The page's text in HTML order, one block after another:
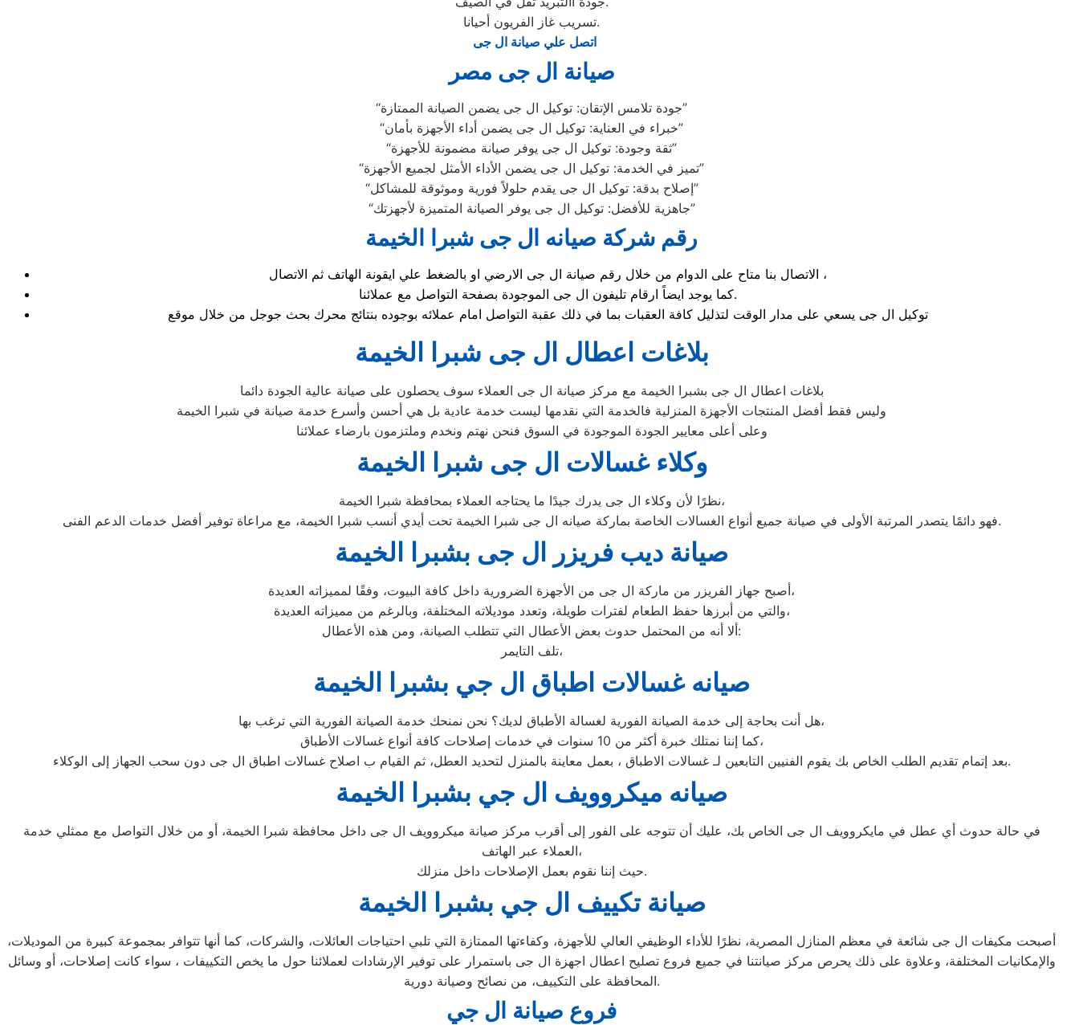
تسريب غاز الفريون أحيانا.
اتصل علي صيانة ال جى
صيانة ال جى مصر
“جودة تلامس الإتقان: توكيل ال جى يضمن الصيانة الممتازة”
“خبراء في العناية: توكيل ال جى يضمن أداء الأجهزة بأمان”
“ثقة وجودة: توكيل ال جى يوفر صيانة مضمونة للأجهزة”
“تميز في الخدمة: توكيل ال جى يضمن الأداء الأمثل لجميع الأجهزة”
“إصلاح بدقة: توكيل ال جى يقدم حلولاً فورية وموثوقة للمشاكل”
“جاهزية للأفضل: توكيل ال جى يوفر الصيانة المتميزة لأجهزتك”
رقم شركة صيانه ال جى شبرا الخيمة
الاتصال بنا متاح على الدوام من خلال رقم صيانة ال جى الارضي او بالضغط علي ايقونة الهاتف ثم الاتصال ،
كما يوجد ايضاً ارقام تليفون ال جى الموجودة بصفحة التواصل مع عملائنا.
توكيل ال جى يسعي على مدار الوقت لتذليل كافة العقبات بما في ذلك عقبة التواصل امام عملائه بوجوده بنتائج محرك بحث جوجل من خلال موقع
بلاغات اعطال ال جى شبرا الخيمة
بلاغات اعطال ال جى بشبرا الخيمة مع مركز صيانة ال جى العملاء سوف يحصلون على صيانة عالية الجودة دائما
وليس فقط أفضل المنتجات الأجهزة المنزلية فالخدمة التي نقدمها ليست خدمة عادية بل هي أحسن وأسرع خدمة صيانة في شبرا الخيمة
وعلى أعلى معايير الجودة الموجودة في السوق فنحن نهتم ونخدم وملتزمون بارضاء عملائنا
وكلاء غسالات ال جى شبرا الخيمة
نظرًا لأن وكلاء ال جى يدرك جيدًا ما يحتاجه العملاء بمحافظة شبرا الخيمة،
فهو دائمًا يتصدر المرتبة الأولى في صيانة جميع أنواع الغسالات الخاصة بماركة صيانه ال جى شبرا الخيمة تحت أيدي أنسب شبرا الخيمة، مع مراعاة توفير أفضل خدمات الدعم الفنى.
صيانة ديب فريزر ال جى بشبرا الخيمة
أصبح جهاز الفريزر من ماركة ال جى من الأجهزة الضرورية داخل كافة البيوت، وفقًا لمميزاته العديدة،
والتي من أبرزها حفظ الطعام لفترات طويلة، وتعدد موديلاته المختلفة، وبالرغم من مميزاته العديدة،
ألا أنه من المحتمل حدوث بعض الأعطال التي تتطلب الصيانة، ومن هذه الأعطال:
تلف التايمر،
صيانه غسالات اطباق ال جي بشبرا الخيمة
هل أنت بحاجة إلى خدمة الصيانة الفورية لغسالة الأطباق لديك؟ نحن نمنحك خدمة الصيانة الفورية التي ترغب بها،
كما إننا نمتلك خبرة أكثر من 10 سنوات في خدمات إصلاحات كافة أنواع غسالات الأطباق،
بعد إتمام تقديم الطلب الخاص بك يقوم الفنيين التابعين لـ غسالات الاطباق ، بعمل معاينة بالمنزل لتحديد العطل، ثم القيام ب اصلاح غسالات اطباق ال جى دون سحب الجهاز إلى الوكلاء.
صيانه ميكروويف ال جي بشبرا الخيمة
في حالة حدوث أي عطل في مايكروويف ال جى الخاص بك، عليك أن تتوجه على الفور إلى أقرب مركز صيانة ميكروويف ال جى داخل محافظة شبرا الخيمة، أو من خلال التواصل مع ممثلي خدمة
العملاء عبر الهاتف،
حيث إننا نقوم بعمل الإصلاحات داخل منزلك.
صيانة تكييف ال جي بشبرا الخيمة
أصبحت مكيفات ال جى شائعة في معظم المنازل المصرية، نظرًا للأداء الوظيفي العالي للأجهزة، وكفاءتها الممتازة التي تلبي احتياجات العائلات، والشركات، كما أنها تتوافر بمجموعة كبيرة من الموديلات،
والإمكانيات المختلفة، وعلاوة على ذلك يحرص مركز صيانتنا في جميع فروع تصليح اعطال اجهزة ال جى باستمرار على توفير الإرشادات لعملائنا حول ما يخص التكييفات ، سواء كانت إصلاحات، أو وسائل
المحافظة على التكييف، من نصائح وصيانة دورية.
فروع صيانة ال جي